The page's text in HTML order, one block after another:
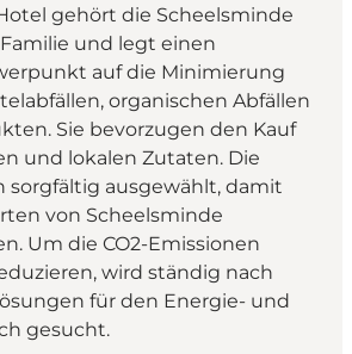
gehört die Scheelsminde
und legt einen
auf die Minimierung
organischen Abfällen
Sie bevorzugen den Kauf
und lokalen Zutaten. Die
sorgfältig ausgewählt, damit
von Scheelsminde
Um die CO2-Emissionen
wird ständig nach
für den Energie- und
gesucht.